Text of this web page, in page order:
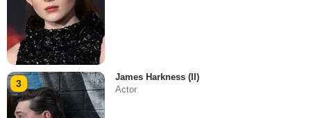
3
James Harkness (II)
Actor